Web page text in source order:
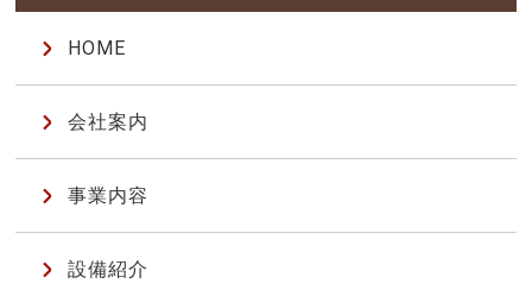
HOME
会社案内
事業内容
設備紹介